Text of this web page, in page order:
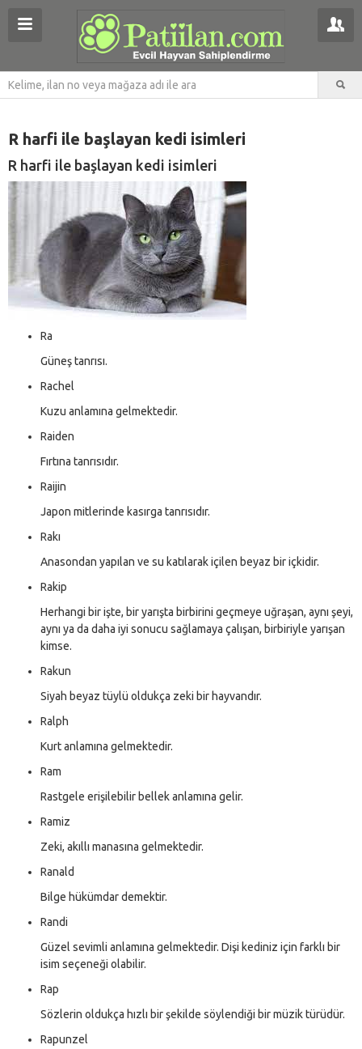
R harfi ile başlayan kedi isimleri
R harfi ile başlayan kedi isimleri
Ra
Güneş tanrısı.
Rachel
Kuzu anlamına gelmektedir.
Raiden
Fırtına tanrısıdır.
Raijin
Japon mitlerinde kasırga tanrısıdır.
Rakı
Anasondan yapılan ve su katılarak içilen beyaz bir içkidir.
Rakip
Herhangi bir işte, bir yarışta birbirini geçmeye uğraşan, aynı şeyi,
aynı ya da daha iyi sonucu sağlamaya çalışan, birbiriyle yarışan
kimse.
Rakun
Siyah beyaz tüylü oldukça zeki bir hayvandır.
Ralph
Kurt anlamına gelmektedir.
Ram
Rastgele erişilebilir bellek anlamına gelir.
Ramiz
Zeki, akıllı manasına gelmektedir.
Ranald
Bilge hükümdar demektir.
Randi
Güzel sevimli anlamına gelmektedir. Dişi kediniz için farklı bir
isim seçeneği olabilir.
Rap
Sözlerin oldukça hızlı bir şekilde söylendiği bir müzik türüdür.
Rapunzel